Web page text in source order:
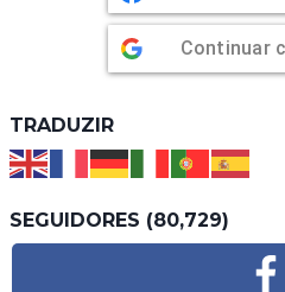
Continuar
TRADUZIR
SEGUIDORES (80,729)